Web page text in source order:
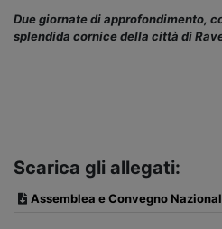
Due giornate di approfondimento,
splendida cornice della città di
Scarica gli allegati:
Assemblea e Convegno